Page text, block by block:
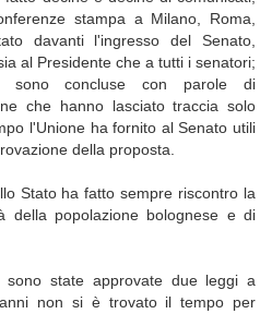
stampa a Milano, Roma,
davanti l'ingresso del Senato,
al Presidente che a tutti i senatori;
sono concluse con parole di
che hanno lasciato traccia solo
l'Unione ha fornito al Senato utili
della proposta.
Stato ha fatto sempre riscontro la
della popolazione bolognese e di
state approvate due leggi a
non si è trovato il tempo per